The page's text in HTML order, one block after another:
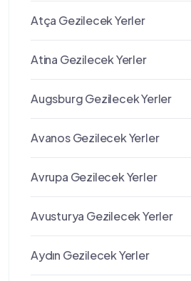
Atça Gezilecek Yerler
Atina Gezilecek Yerler
Augsburg Gezilecek Yerler
Avanos Gezilecek Yerler
Avrupa Gezilecek Yerler
Avusturya Gezilecek Yerler
Aydın Gezilecek Yerler